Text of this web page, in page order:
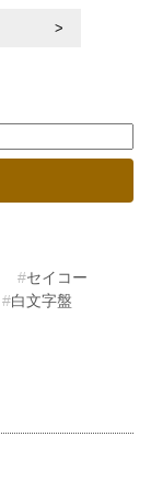
セイコー
白文字盤